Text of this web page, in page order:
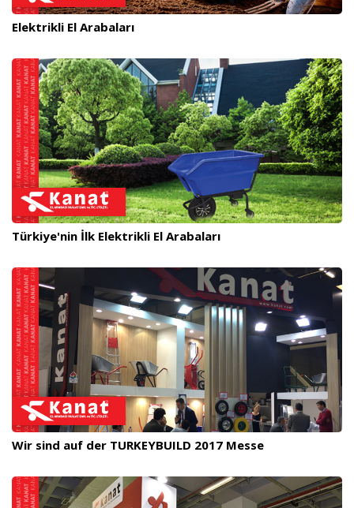
Elektrikli El Arabaları
Türkiye'nin İlk Elektrikli El Arabaları
Wir sind auf der TURKEYBUILD 2017 Messe